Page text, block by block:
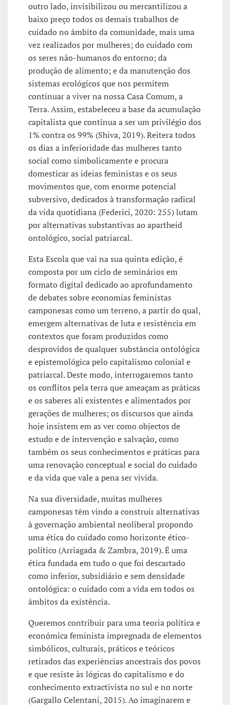
outro lado, invisibilizou ou mercantilizou a
baixo preço todos os demais trabalhos de
cuidado no âmbito da comunidade, mais uma
vez realizados por mulheres; do cuidado com
os seres não-humanos do entorno; da
produção de alimento; e da manutenção dos
sistemas ecológicos que nos permitem
continuar a viver na nossa Casa Comum, a
Terra. Assim, estabeleceu a base da acumulação
capitalista que continua a ser um privilégio dos
1% contra os 99% (Shiva, 2019). Reitera todos
os dias a inferioridade das mulheres tanto
social como simbolicamente e procura
domesticar as ideias feministas e os seus
movimentos que, com enorme potencial
subversivo, dedicados à transformação radical
da vida quotidiana (Federici, 2020: 255) lutam
por alternativas substantivas ao apartheid
ontológico, social patriarcal.
Esta Escola que vai na sua quinta edição, é
composta por um ciclo de seminários em
formato digital dedicado ao aprofundamento
de debates sobre economias feministas
camponesas como um terreno, a partir do qual,
emergem alternativas de luta e resistência em
contextos que foram produzidos como
desprovidos de qualquer substância ontológica
e epistemológica pelo capitalismo colonial e
patriarcal. Deste modo, interrogaremos tanto
os conflitos pela terra que ameaçam as práticas
e os saberes ali existentes e alimentados por
gerações de mulheres; os discursos que ainda
hoje insistem em as ver como objectos de
estudo e de intervenção e salvação, como
também os seus conhecimentos e práticas para
uma renovação conceptual e social do cuidado
e da vida que vale a pena ser vivida.
Na sua diversidade, muitas mulheres
camponesas têm vindo a construir alternativas
à governação ambiental neoliberal propondo
uma ética do cuidado como horizonte ético-
político (Arriagada & Zambra, 2019). É uma
ética fundada em tudo o que foi descartado
como inferior, subsidiário e sem densidade
ontológica: o cuidado com a vida em todos os
âmbitos da existência.
Queremos contribuir para uma teoria política e
económica feminista impregnada de elementos
simbólicos, culturais, práticos e teóricos
retirados das experiências ancestrais dos povos
e que resiste às lógicas do capitalismo e do
conhecimento extractivista no sul e no norte
(Gargallo Celentani, 2015). Ao imaginarem e